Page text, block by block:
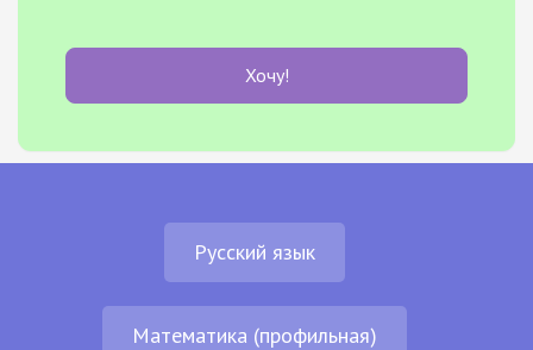
Хочу!
Русский язык
Математика (профильная)